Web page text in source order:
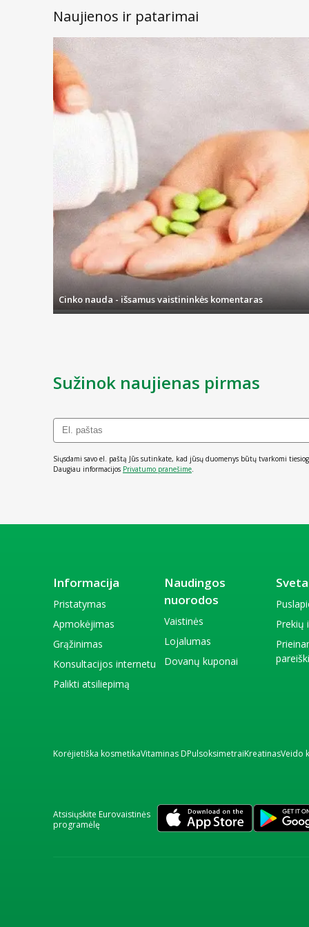
Naujienos ir patarimai
Cinko nauda - išsamus vaistininkės komentaras
Sužinok naujienas pirmas
Siųsdami savo el. paštą Jūs sutinkate, kad jūsų duomenys būtų tvarkomi
Daugiau informacijos Privatumo pranešime
Informacija
Pristatymas
Apmokėjimas
Grąžinimas
Konsultacijos internetu
Palikti atsiliepimą
Naudingos
nuorodos
Vaistinės
Lojalumas
Dovanų kuponai
Prekių
Korėjietiška kosmetikaVitaminas DPulsoksimetraiKreatinasVeido
Atsisiųskite Eurovaistinės
programėlę